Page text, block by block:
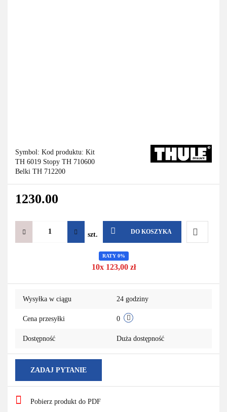
Symbol: Kod produktu: Kit
TH 6019 Stopy TH 710600
Belki TH 712200
1230.00
szt. DO KOSZYKA
RATY 0%
10x 123,00 zł
Wysyłka w ciągu 24 godziny
Cena przesyłki 0
Dostępność Duża dostępność
ZADAJ PYTANIE
Pobierz produkt do PDF